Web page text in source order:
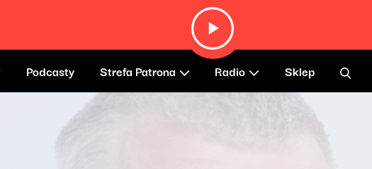
Podcasty Strefa Patrona Radio Sklep